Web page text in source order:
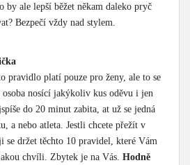
by ale lepší běžet někam daleko pryč
Bezpečí vždy nad stylem.
pravidlo platí pouze pro ženy, ale to se
osoba nosící jakýkoliv kus oděvu i jen
do 20 minut zabita, at už se jedná
a nebo atleta. Jestli chcete přežít v
se držet těchto 10 pravidel, které Vám
chvíli. Zbytek je na Vás. Hodně